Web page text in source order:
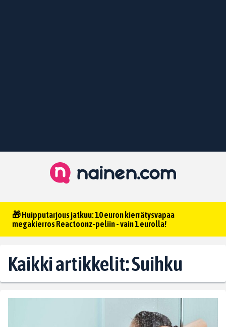
🎁 Huipputarjous jatkuu: 10 euron kierrätysvapaa
megakierros Reactoonz-peliin - vain 1 eurolla!
Kaikki artikkelit: Suihku